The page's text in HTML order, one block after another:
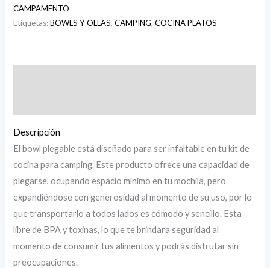
CAMPAMENTO
Etiquetas:BOWLS Y OLLAS,CAMPING,COCINA PLATOS
Descripción
El bowl plegable está diseñado para ser infaltable en tu kit de
cocina para camping. Este producto ofrece una capacidad de
plegarse, ocupando espacio mínimo en tu mochila, pero
expandiéndose con generosidad al momento de su uso, por lo
que transportarlo a todos lados es cómodo y sencillo. Esta
libre de BPA y toxinas, lo que te brindara seguridad al
momento de consumir tus alimentos y podrás disfrutar sin
preocupaciones.